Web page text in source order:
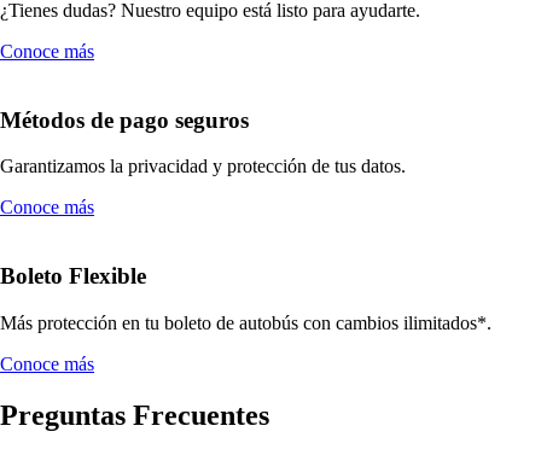
¿Tienes dudas? Nuestro equipo está listo para ayudarte.
Conoce más
Métodos de pago seguros
Garantizamos la privacidad y protección de tus datos.
Conoce más
Boleto Flexible
Más protección en tu boleto de autobús con cambios ilimitados*.
Conoce más
Preguntas Frecuentes